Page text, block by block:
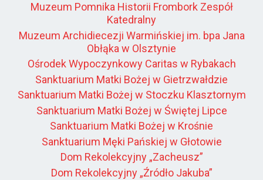
Muzeum Pomnika Historii Frombork Zespół
Katedralny
Muzeum Archidiecezji Warmińskiej im. bpa Jana
Obłąka w Olsztynie
Ośrodek Wypoczynkowy Caritas w Rybakach
Sanktuarium Matki Bożej w Gietrzwałdzie
Sanktuarium Matki Bożej w Stoczku Klasztornym
Sanktuarium Matki Bożej w Świętej Lipce
Sanktuarium Matki Bożej w Krośnie
Sanktuarium Męki Pańskiej w Głotowie
Dom Rekolekcyjny „Zacheusz”
Dom Rekolekcyjny „Źródło Jakuba”